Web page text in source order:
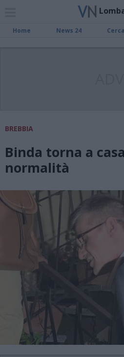
Home News 24 Cerca
BREBBIA
Binda torna a
normalità